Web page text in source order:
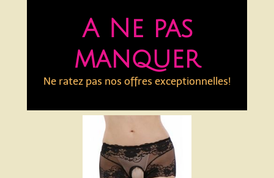
A Ne pas
manquer
Ne ratez pas nos offres exceptionnelles!